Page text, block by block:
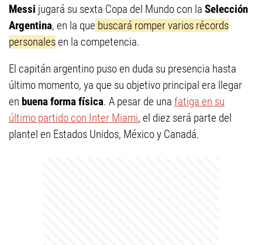
Messi jugará su sexta Copa del Mundo con la Selección
Argentina, en la que buscará romper varios récords
personalesen la competencia.
El capitán argentino puso en duda su presencia hasta
último momento, ya que su objetivo principal era llegar
en buena forma física. A pesar de una fatiga en su
último partido con Inter Miami, el diez será parte del
plantel en Estados Unidos, México y Canadá.